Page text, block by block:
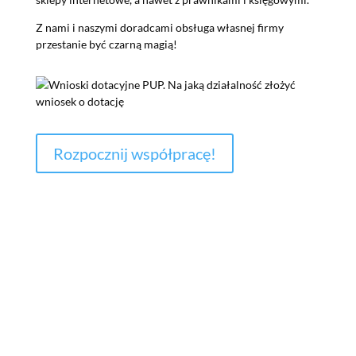
Z nami i naszymi doradcami obsługa własnej firmy
przestanie być czarną magią!
Rozpocznij współpracę!